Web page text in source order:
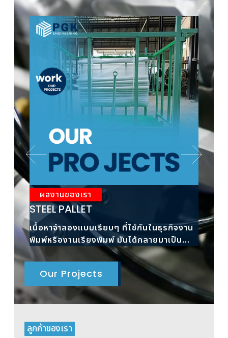
ผลงานของเรา
STEEL PALLET
เนื้อหาจำลองแบบเรียบๆ ที่ใช้กันในธุรกิจงาน
พิมพ์หรืองานเรียงพิมพ์ มันได้กลายมาเป็น
เนื้อหาจำลองมาตรฐาน
เนื้อ
Our Projects
ลูกค้าของเรา